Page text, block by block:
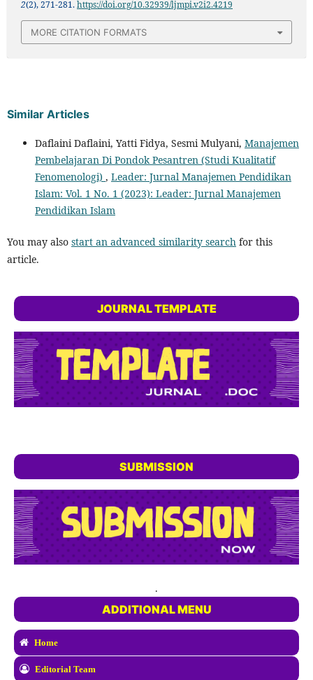
2(2), 271-281.https://doi.org/10.32939/ljmpi.v2i2.4219
MORE CITATION FORMATS
Similar Articles
Daflaini Daflaini, Yatti Fidya, Sesmi Mulyani, Manajemen
Pembelajaran Di Pondok Pesantren (Studi Kualitatif
Fenomenologi) , Leader: Jurnal Manajemen Pendidikan
Islam: Vol. 1 No. 1 (2023): Leader: Jurnal Manajemen
Pendidikan Islam
You may also start an advanced similarity search for this
article.
JOURNAL TEMPLATE
SUBMISSION
.
ADDITIONAL MENU
Home
Editorial Team